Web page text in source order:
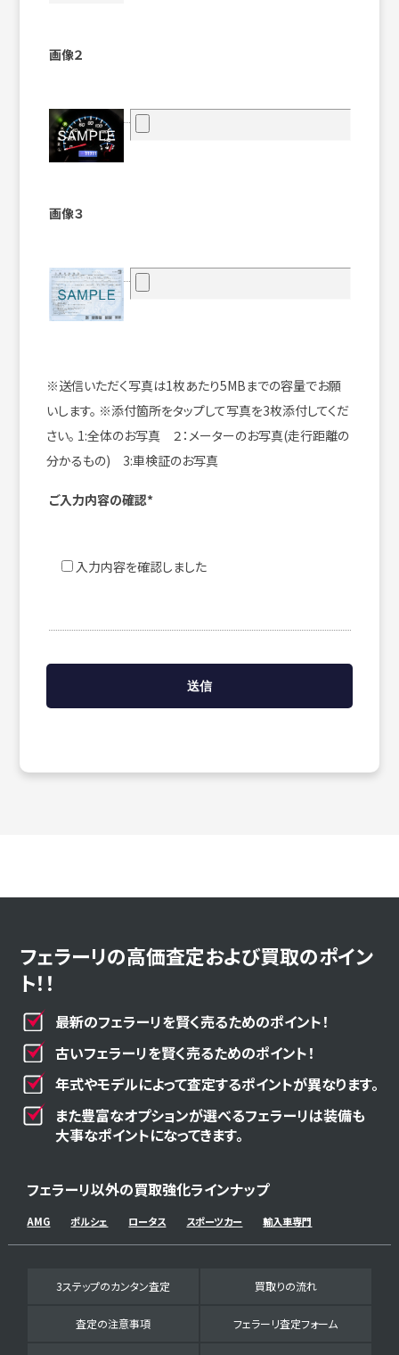
画像２
画像３
※送信いただく写真は1枚あたり5MBまでの容量でお願
いします。 ※添付箇所をタップして写真を3枚添付してくだ
さい。 1:全体のお写真 ２：メーターのお写真(走行距離の
分かるもの) 3:車検証のお写真
ご入力内容の確認*
入力内容を確認しました
フェラーリの高価査定および買取のポイン
ト！！
最新のフェラーリを賢く売るためのポイント！
古いフェラーリを賢く売るためのポイント！
年式やモデルによって査定するポイントが異なります。
また豊富なオプションが選べるフェラーリは装備も
大事なポイントになってきます。
フェラーリ以外の買取強化ラインナップ
AMG ポルシェ ロータス スポーツカー 輸入車専門
3ステップのカンタン査定 買取りの流れ
査定の注意事項 フェラーリ査定フォーム